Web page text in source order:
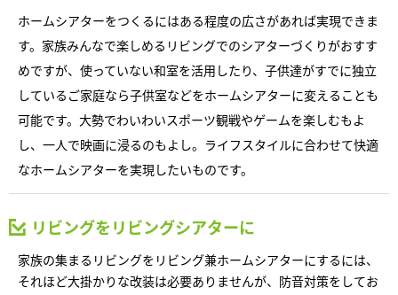
建築事例・建築実例
デザイナーズギャラリー
インテリア
住まいづくりガイド
分譲住宅（建売・土地）検索
賃貸併用住宅
店舗・各種施設
土地活用モデルルーム見学
土地活用実例
社宅建築
ミサワリフォームとは
リフォームの流れ
リフォームメニュー
リフォーム事例
事業用リノベーション
複合開発・投資開発
複合開発事業（ASMACI-アスマチ-）
再開発・官民連携事業
分譲マンション開発事業
建築再生事業
オーナーサポート
サポートメニュー
住まいるりんぐ（ロングサポート）
保証制度
アフターメンテナンス
ミサワリフォーム
企業・IR情報
企業・IR
MISAWAについて
ミサワホームグループ
展示場・イベント情報
カタログ請求
ホームシアターをつくるにはある程度の広さがあれば実現できま
す。家族みんなで楽しめるリビングでのシアターづくりがおすす
めですが、使っていない和室を活用したり、子供達がすでに独立
しているご家庭なら子供室などをホームシアターに変えることも
可能です。大勢でわいわいスポーツ観戦やゲームを楽しむもよ
し、一人で映画に浸るのもよし。ライフスタイルに合わせて快適
なホームシアターを実現したいものです。
リビングをリビングシアターに
家族の集まるリビングをリビング兼ホームシアターにするには、
それほど大掛かりな改装は必要ありませんが、防音対策をしてお